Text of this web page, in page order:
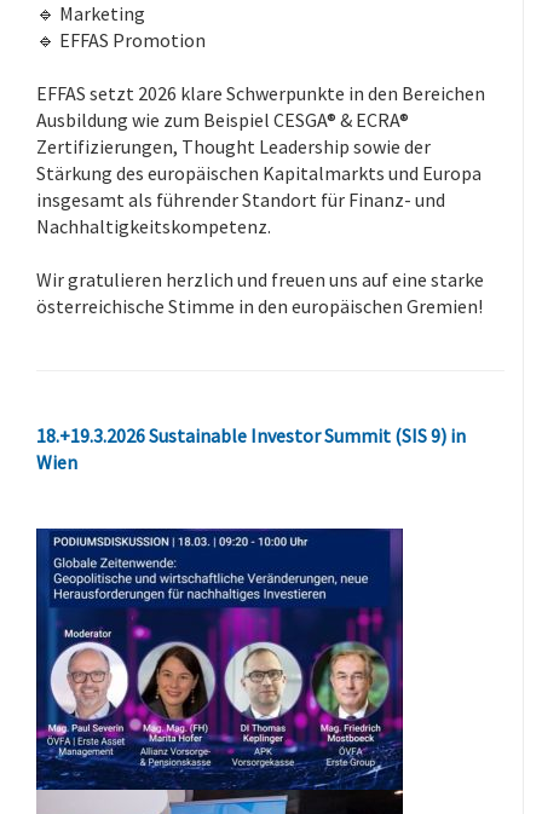
🔹 Marketing
🔹 EFFAS Promotion
EFFAS setzt 2026 klare Schwerpunkte in den Bereichen
Ausbildung wie zum Beispiel CESGA® & ECRA®
Zertifizierungen, Thought Leadership sowie der
Stärkung des europäischen Kapitalmarkts und Europa
insgesamt als führender Standort für Finanz- und
Nachhaltigkeitskompetenz.
Wir gratulieren herzlich und freuen uns auf eine starke
österreichische Stimme in den europäischen Gremien!
18.+19.3.2026 Sustainable Investor Summit (SIS 9) in
Wien